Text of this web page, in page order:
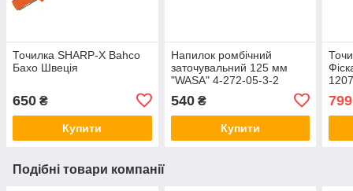
Точилка SHARP-X Bahco
Бахо Швеція
650 ₴
Купити
Напилок ромбічний
заточувальний 125 мм
"WASA" 4-272-05-3-2
540₴
Купити
799
Подібні товари компанії